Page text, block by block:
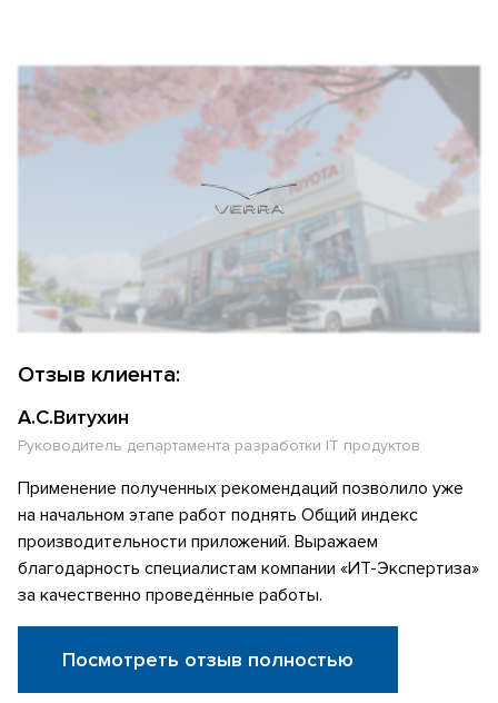
Отзыв клиента:
А.С.Витухин
Руководитель департамента разработки IT продуктов
Применение полученных рекомендаций позволило уже
на начальном этапе работ поднять Общий индекс
производительности приложений. Выражаем
благодарность специалистам компании «ИТ-Экспертиза»
за качественно проведённые работы.
Посмотреть отзыв полностью